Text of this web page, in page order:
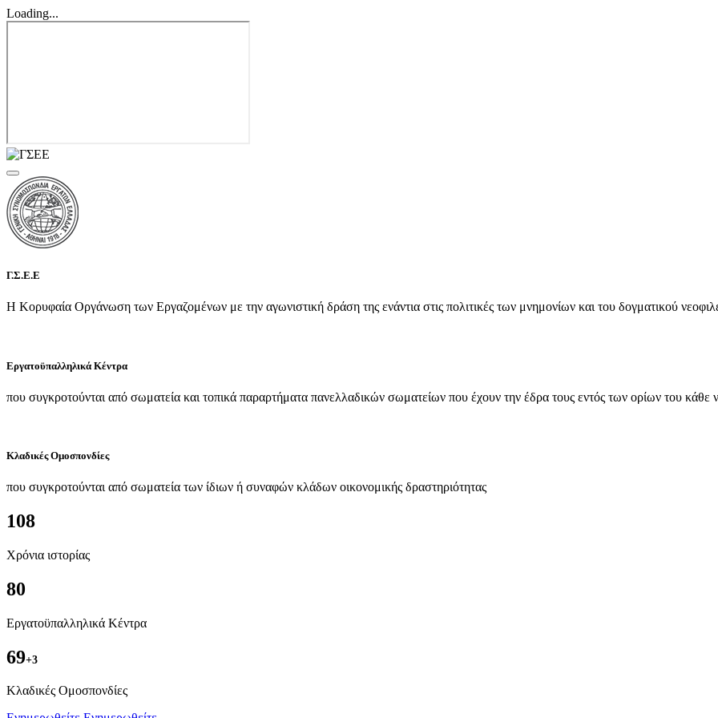
Loading...
Γ.Σ.Ε.Ε
Η Κορυφαία Οργάνωση των Εργαζομένων με την αγωνιστική δράση της ενάντια στις πολιτικές των μνημονίων και του δογματικού
Εργατοϋπαλληλικά Κέντρα
που συγκροτούνται από σωματεία και τοπικά παραρτήματα πανελλαδικών σωματείων που έχουν την έδρα τους εντός των ορίων του κάθε
Κλαδικές Ομοσπονδίες
που συγκροτούνται από σωματεία των ίδιων ή συναφών κλάδων οικονομικής δραστηριότητας
108
Χρόνια ιστορίας
80
Εργατοϋπαλληλικά Κέντρα
69+3
Kλαδικές Ομοσπονδίες